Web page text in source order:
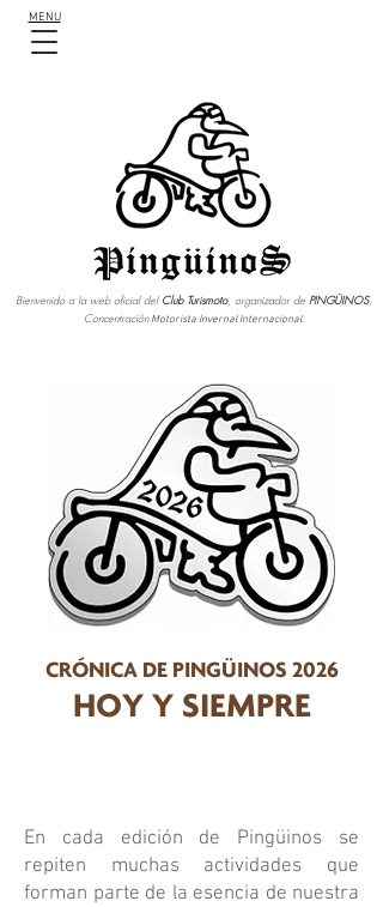
MENU
Bienvenido a la web oficial del Club Turismoto, organizador de PINGÜINOS,
ConcentraciónMotorista Invernal Internacional.
CRÓNICA DE PINGÜINOS 2026
HOY Y SIEMPRE
En cada edición de Pingüinos se
repiten muchas actividades que
forman parte de la esencia de nuestra